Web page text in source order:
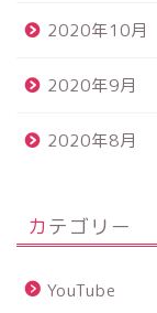
2020年10月
2020年9月
2020年8月
カテゴリー
YouTube